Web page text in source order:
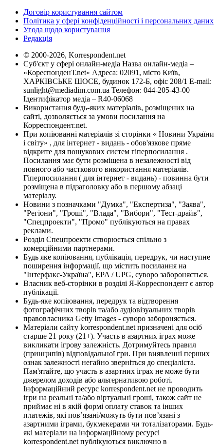
Договір користування сайтом
Політика у сфері конфіденційності і персональних даних
Угода щодо користування
Редакція
© 2000-2026, Korrespondent.net
Суб'єкт у сфері онлайн-медіа Назва онлайн-медіа –
«КореспонденТ.net» Адреса: 02091, місто Київ,
ХАРКІВСЬКЕ ШОСЕ, будинок 172-Б, офіс 208/1 E-mail:
sunlight@mediadim.com.ua Телефон: 044-205-43-00
Ідентифікатор медіа – R40-06068
Використання будь-яких матеріалів, розміщених на
сайті, дозволяється за умови посилання на
Корреспондент.net.
При копіюванні матеріалів зі сторінки « Новини України
і світу» , для інтернет - видань - обов'язкове пряме
відкрите для пошукових систем гіперпосилання .
Посилання має бути розміщена в незалежності від
повного або часткового використання матеріалів.
Гіперпосилання ( для інтернет - видань) - повинна бути
розміщена в підзаголовку або в першому абзаці
матеріалу.
Новини з позначками "Думка", "Експертиза", "Заява",
"Регіони", "Гроші", "Влада", "Вибори", "Тест-драйв",
"Спецпроекти", "Промо" публікуються на правах
реклами.
Розділ Спецпроекти створюється спільно з
комерційними партнерами.
Будь яке копіювання, публікація, передрук, чи наступне
поширення інформації, що містить посилання на
"Інтерфакс-Україна", EPA / UPG, суворо забороняється.
Власник веб-сторінки в розділі Я-Корреспондент є автор
публікації.
Будь-яке копіювання, передрук та відтворення
фотографічних творів та/або аудіовізуальних творів
правовласника Getty Images - суворо забороняється.
Матеріали сайту korrespondent.net призначені для осіб
старше 21 року (21+). Участь в азартних іграх може
викликати ігрову залежність. Дотримуйтесь правил
(принципів) відповідальної гри. При виявленні перших
ознак залежності негайно зверніться до спеціаліста.
Пам'ятайте, що участь в азартних іграх не може бути
джерелом доходів або альтернативою роботі.
Інформаційний ресурс korrespondent.net не проводить
ігри на реальні та/або віртуальні гроші, також сайт не
приймає ні в якій формі оплату ставок та інших
платежів, які пов’язані/можуть бути пов’язані з
азартними іграми, букмекерами чи тоталізаторами. Будь-
які матеріали на інформаційному ресурсі
korrespondent.net публікуються виключно в